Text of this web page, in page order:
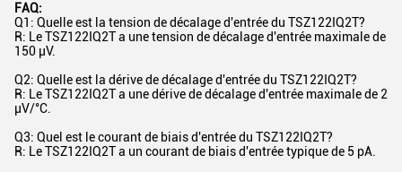
FAQ:
Q1: Quelle est la tension de décalage d'entrée du TSZ122IQ2T?
R: Le TSZ122IQ2T a une tension de décalage d'entrée maximale de
150 μV.
Q2: Quelle est la dérive de décalage d'entrée du TSZ122IQ2T?
R: Le TSZ122IQ2T a une dérive de décalage d'entrée maximale de 2
μV/°C.
Q3: Quel est le courant de biais d'entrée du TSZ122IQ2T?
R: Le TSZ122IQ2T a un courant de biais d'entrée typique de 5 pA.